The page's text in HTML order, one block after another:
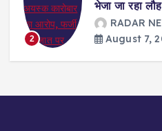
3
RADAR
August 7,